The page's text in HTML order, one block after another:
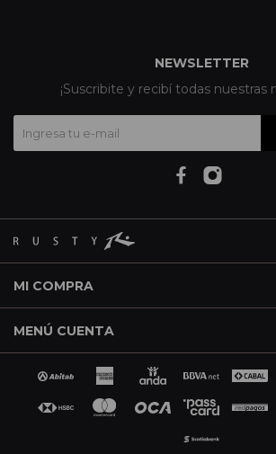
MI COMPRA
MENÚ CUENTA
NEWSLETTER
¡Suscribite y recibí todas nuestras